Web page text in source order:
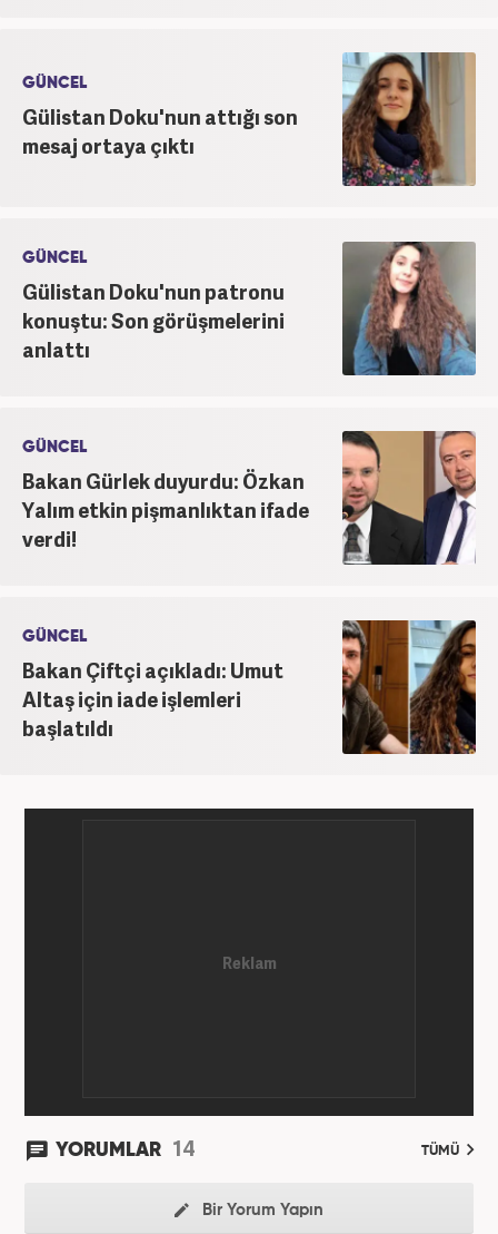
GÜNCEL
Gülistan Doku'nun attığı son
mesaj ortaya çıktı
GÜNCEL
Gülistan Doku'nun patronu
konuştu: Son görüşmelerini
anlattı
GÜNCEL
Bakan Gürlek duyurdu: Özkan
Yalım etkin pişmanlıktan ifade
verdi!
GÜNCEL
Bakan Çiftçi açıkladı: Umut
Altaş için iade işlemleri
başlatıldı
YORUMLAR 14 TÜMÜ
Bir Yorum Yapın